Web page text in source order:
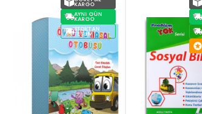
KARGO
AYNI GÜN
KARGO
STOKTAN
TESLIM